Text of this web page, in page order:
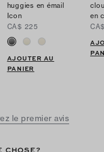
huggies en émail
Icon
CA$ 225
AJOUTER AU
PANIER
en
le premier avis
CHOSE?